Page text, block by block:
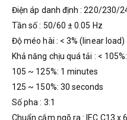
Điện áp danh định : 220/230/
Tần số : 50/60 ± 0.05 Hz
Độ méo hài : < 3% (linear load)
Khả năng chịu quá tải : <
105 ~ 125%: 1 minutes
125 ~ 150%: 30 seconds
Số pha : 3:1
Chuẩn cắm ngõ ra : IEC C13 x